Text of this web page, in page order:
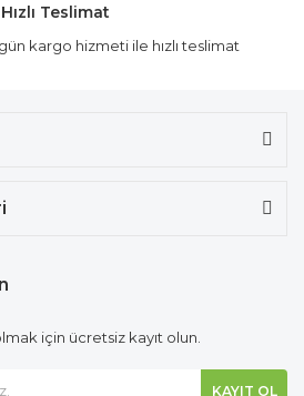
Hızlı Teslimat
kargo hizmeti ile hızlı teslimat
için ücretsiz kayıt olun.
KAYIT OL